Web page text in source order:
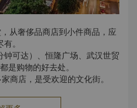
从奢侈品商店到小件商品，应
有。
可达）、恒隆广场、武汉世贸
是购物的好去处。
商店，是受欢迎的文化街。